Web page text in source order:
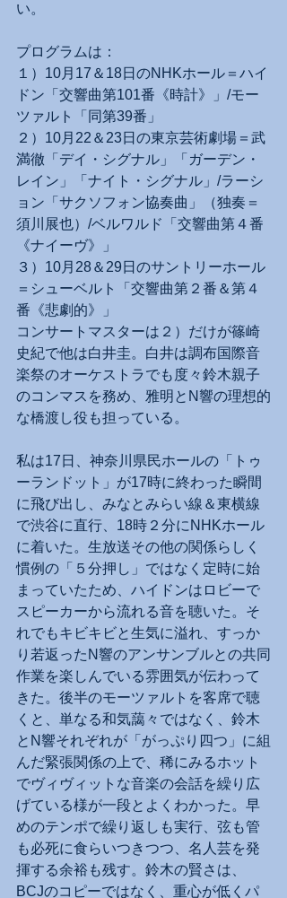
い。
プログラムは：
１）10月17＆18日のNHKホール＝ハイ
ドン「交響曲第101番《時計》」/モー
ツァルト「同第39番」
２）10月22＆23日の東京芸術劇場＝武
満徹「デイ・シグナル」「ガーデン・
レイン」「ナイト・シグナル」/ラーシ
ョン「サクソフォン協奏曲」（独奏＝
須川展也）/ベルワルド「交響曲第４番
《ナイーヴ》」
３）10月28＆29日のサントリーホール
＝シューベルト「交響曲第２番＆第４
番《悲劇的》」
コンサートマスターは２）だけが篠崎
史紀で他は白井圭。白井は調布国際音
楽祭のオーケストラでも度々鈴木親子
のコンマスを務め、雅明とN響の理想的
な橋渡し役も担っている。
私は17日、神奈川県民ホールの「トゥ
ーランドット」が17時に終わった瞬間
に飛び出し、みなとみらい線＆東横線
で渋谷に直行、18時２分にNHKホール
に着いた。生放送その他の関係らしく
慣例の「５分押し」ではなく定時に始
まっていたため、ハイドンはロビーで
スピーカーから流れる音を聴いた。そ
れでもキビキビと生気に溢れ、すっか
り若返ったN響のアンサンブルとの共同
作業を楽しんでいる雰囲気が伝わって
きた。後半のモーツァルトを客席で聴
くと、単なる和気藹々ではなく、鈴木
とN響それぞれが「がっぷり四つ」に組
んだ緊張関係の上で、稀にみるホット
でヴィヴィットな音楽の会話を繰り広
げている様が一段とよくわかった。早
めのテンポで繰り返しも実行、弦も管
も必死に食らいつきつつ、名人芸を発
揮する余裕も残す。鈴木の賢さは、
BCJのコピーではなく、重心が低くパ